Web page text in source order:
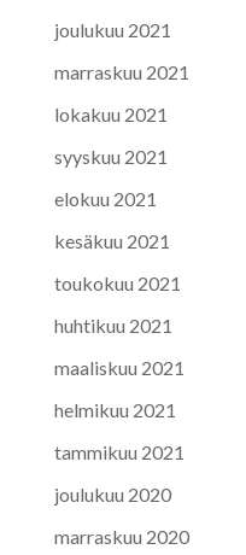
joulukuu 2021
marraskuu 2021
lokakuu 2021
syyskuu 2021
elokuu 2021
kesäkuu 2021
toukokuu 2021
huhtikuu 2021
maaliskuu 2021
helmikuu 2021
tammikuu 2021
joulukuu 2020
marraskuu 2020